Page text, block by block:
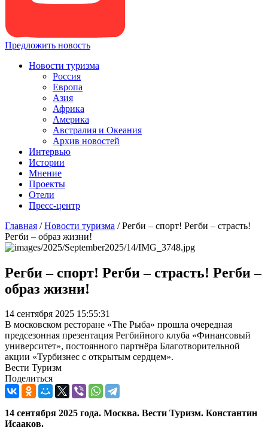
Предложить новость
Новости туризма
Россия
Европа
Азия
Африка
Америка
Австралия и Океания
Архив новостей
Интервью
Истории
Мнение
Проекты
Отели
Пресс-центр
Главная /Новости туризма /Регби – спорт! Регби – страсть!
Регби – образ жизни!
Регби – спорт! Регби – страсть! Регби –
образ жизни!
14 сентября 2025 15:55:31
В московском ресторане «The Рыба» прошла очередная
предсезонная презентация Регбийного клуба «Финансовый
университет», постоянного партнёра Благотворительной
акции «Турбизнес с открытым сердцем».
Вести Туризм
Поделиться
14 сентября 2025 года. Москва. Вести Туризм. Константин
Исааков.